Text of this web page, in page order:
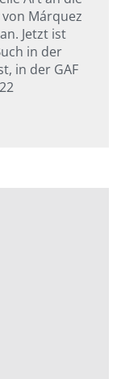
Márquez
Jetzt ist
in der
in der GAF